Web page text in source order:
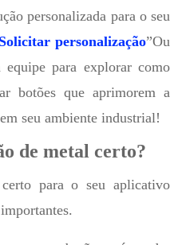
personalizada para o seu
personalização”Ou
para explorar como
botões que aprimorem a
seu ambiente industrial!
de metal certo?
para o seu aplicativo